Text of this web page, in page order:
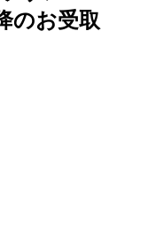
のお受取